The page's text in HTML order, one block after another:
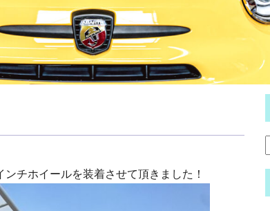
チホイールを装着させて頂きました！